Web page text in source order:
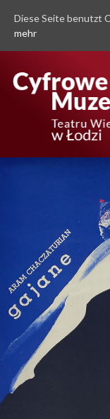
Diese Seite benutzt
mehr